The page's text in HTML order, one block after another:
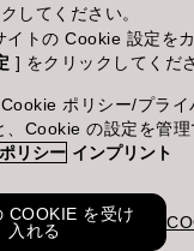
してください。
イトの Cookie 設定を
] をクリックしてくだ
ポリシー/プラ
、Cookie の設定を管理
リシー インプリント
COOKIE を受け
入れる